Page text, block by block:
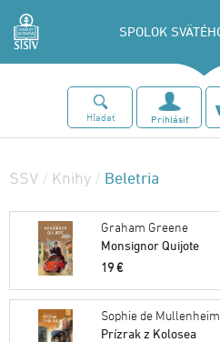
SPOLOK
Hľadať Prihlásiť
SSV / Knihy / Beletria
Graham Greene
Monsignor Quijote
19 €
Sophie de
Prízrak z Kolosea